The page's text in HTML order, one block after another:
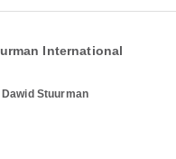
International
Stuurman